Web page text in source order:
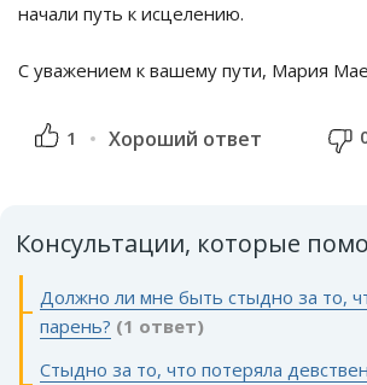
начали путь к исцелению.
С уважением к вашему пути, Мария
1 Хороший ответ
Консультации, которые
Должно ли мне быть стыдно за то,
парень? (1 ответ)
Стыдно за то, что потеряла